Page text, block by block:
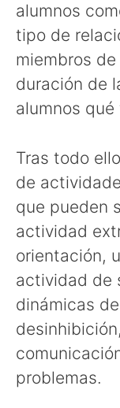
alumnos
tipo de
miembros
duración de
alumnos
Tras todo
de
que pueden
actividad
orientación,
actividad de
dinámicas
problemas.